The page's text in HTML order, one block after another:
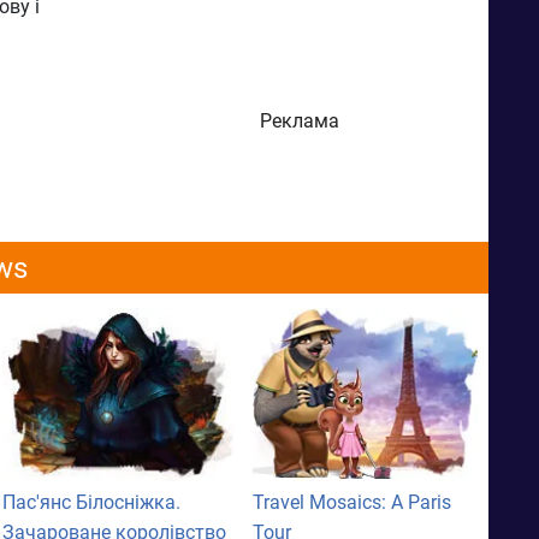
і
Реклама
Пас'янс Білосніжка.
Зачароване королівство
Travel Mosaics: A Paris
Tour